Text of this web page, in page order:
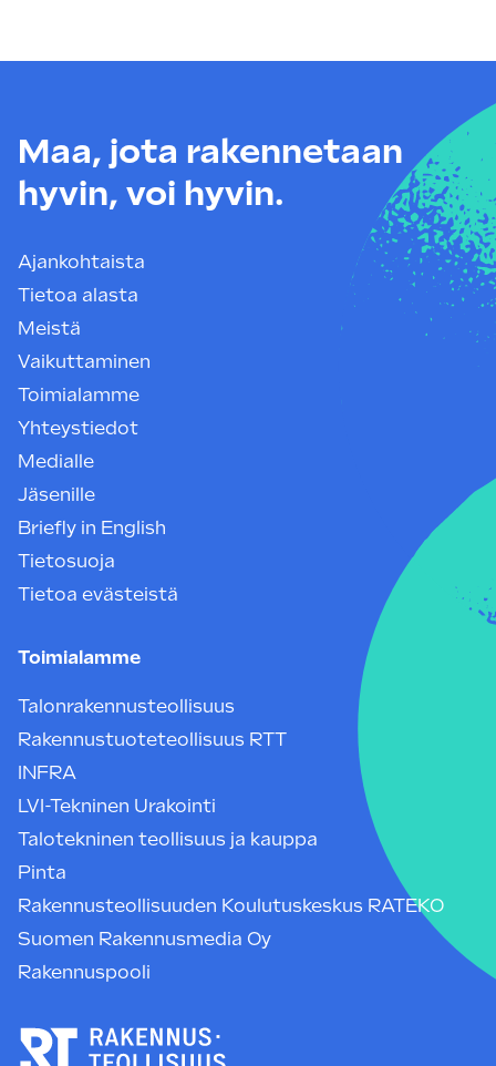
Maa, jota rakennetaan
hyvin, voi hyvin.
Ajankohtaista
Tietoa alasta
Meistä
Vaikuttaminen
Toimialamme
Yhteystiedot
Medialle
Jäsenille
Briefly in English
Tietosuoja
Tietoa evästeistä
Toimialamme
Talonrakennusteollisuus
Rakennustuoteteollisuus RTT
INFRA
LVI-Tekninen Urakointi
Talotekninen teollisuus ja kauppa
Pinta
Rakennusteollisuuden Koulutuskeskus RATEKO
Suomen Rakennusmedia Oy
Rakennuspooli